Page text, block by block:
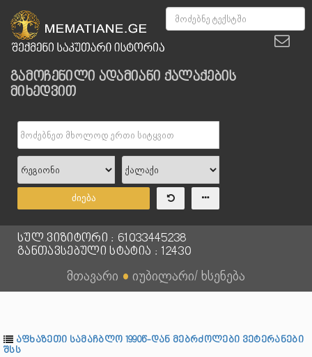
გამოჩენილი ადამიანი ქალაქების
მიხედვით
ძიება
სულ ვიზიტორი : 61033445238
განთავსებული სტატია : 12430
მთავარი ● იუბილარი/ ხსენება
აფხაზეთი სამაჩბლო 1990წ-დან მებრძოლები ვეტერანები
შსს